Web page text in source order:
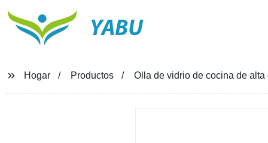
YABU
Hogar Productos Olla de vidrio de cocina de